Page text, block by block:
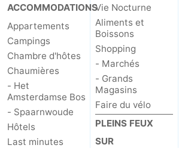
ACCOMMODATIONS
Appartements
Campings
Chambre d'hôtes
Chaumières
- Het
Amsterdamse Bos
- Spaarnwoude
Hôtels
Last minutes
Vie Nocturne
Aliments et
Boissons
Shopping
- Marchés
- Grands
Magasins
Faire du vélo
PLEINS FEUX
SUR